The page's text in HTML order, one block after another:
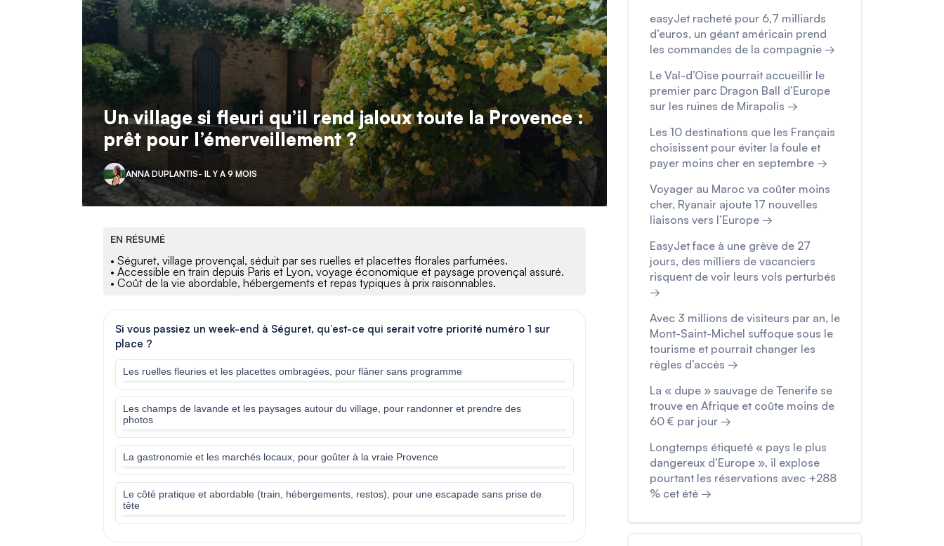
Un village si fleuri qu’il rend jaloux toute la Provence :
prêt pour l’émerveillement ?
ANNA DUPLANTIS- IL Y A 9 MOIS
EN RÉSUMÉ
• Séguret, village provençal, séduit par ses ruelles et placettes florales parfumées.
• Accessible en train depuis Paris et Lyon, voyage économique et paysage provençal assuré.
• Coût de la vie abordable, hébergements et repas typiques à prix raisonnables.
Si vous passiez un week-end à Séguret, qu’est-ce qui serait votre priorité numéro 1 sur
place ?
Les ruelles fleuries et les placettes ombragées, pour flâner sans programme
Les champs de lavande et les paysages autour du village, pour randonner et prendre des
photos
La gastronomie et les marchés locaux, pour goûter à la vraie Provence
Le côté pratique et abordable (train, hébergements, restos), pour une escapade sans prise de
tête
easyJet racheté pour 6,7 milliards
d’euros, un géant américain prend
les commandes de la compagnie →
Le Val-d’Oise pourrait accueillir le
premier parc Dragon Ball d’Europe
sur les ruines de Mirapolis →
Les 10 destinations que les Français
choisissent pour éviter la foule et
payer moins cher en septembre →
Voyager au Maroc va coûter moins
cher, Ryanair ajoute 17 nouvelles
liaisons vers l’Europe →
EasyJet face à une grève de 27
jours, des milliers de vacanciers
risquent de voir leurs vols perturbés
→
Avec 3 millions de visiteurs par an, le
Mont-Saint-Michel suffoque sous le
tourisme et pourrait changer les
règles d’accès →
La « dupe » sauvage de Tenerife se
trouve en Afrique et coûte moins de
60 € par jour →
Longtemps étiqueté « pays le plus
dangereux d’Europe », il explose
pourtant les réservations avec +288
% cet été →